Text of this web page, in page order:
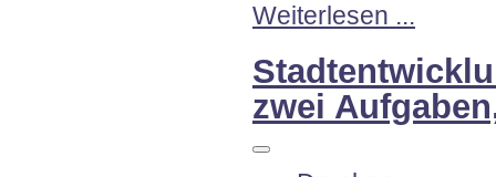
Weiterlesen ...
zwei